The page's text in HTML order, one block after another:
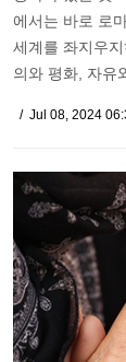
에서는 바로 로
세계를 좌지우
의와 평화, 자유
Jul 08, 2024